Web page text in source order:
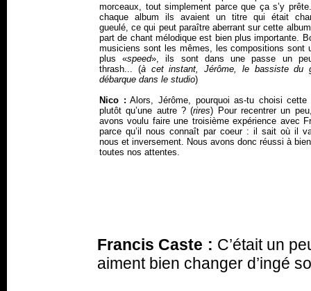
morceaux, tout simplement parce que ça s’y
chaque album ils avaient un titre qui était
gueulé, ce qui peut paraître aberrant sur cette
part de chant mélodique est bien plus importante.
musiciens sont les mêmes, les compositions sont
plus «speed», ils sont dans une passe un
thrash... (à cet instant, Jérôme, le bassiste du
débarque dans le studio)
Nico : Alors, Jérôme, pourquoi as-tu choisi cette
plutôt qu’une autre ? (rires) Pour recentrer un
avons voulu faire une troisième expérience avec
parce qu’il nous connaît par coeur : il sait où il
nous et inversement. Nous avons donc réussi à
toutes nos attentes.
Francis Caste : C’était un
aiment bien changer d’ingé